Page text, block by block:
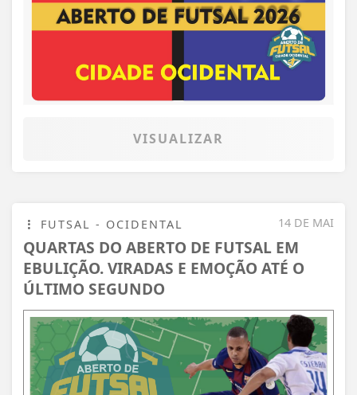
VISUALIZAR
14 DE MAI
FUTSAL - OCIDENTAL
QUARTAS DO ABERTO DE FUTSAL EM
EBULIÇÃO. VIRADAS E EMOÇÃO ATÉ O
ÚLTIMO SEGUNDO